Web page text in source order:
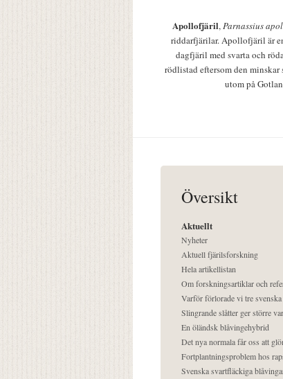
Apollofjäril,Parnassius
riddarfjärilar. Apollofjäril är
dagfjäril med svarta och
rödlistad eftersom den
utom på
Översikt
Aktuellt
Nyheter
Aktuell fjärilsforskning
Hela artikellistan
Om forskningsartiklar och
Varför förlorade vi tre
Slingrande slåtter ger större
En öländsk blåvingehybrid
Det nya normala får oss att
Fortplantningsproblem hos
Svenska svartfläckiga